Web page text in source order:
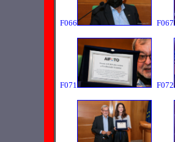
F066 F067
F071 F072